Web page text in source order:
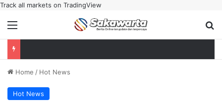
Track all markets on TradingView
Menu
Home / Hot News
Hot News